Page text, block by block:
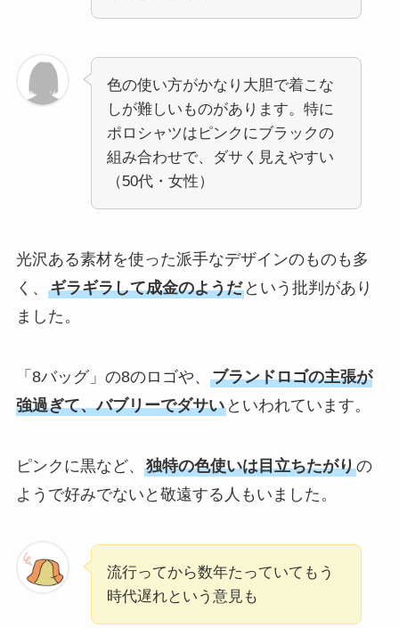
色の使い方がかなり大胆で着こな
しが難しいものがあります。特に
ポロシャツはピンクにブラックの
組み合わせで、ダサく見えやすい
（50代・女性）
光沢ある素材を使った派手なデザインのものも多
く、 ギラギラして成金のようだという批判があり
ました。
「8バッグ」の8のロゴや、 ブランドロゴの主張が
強過ぎて、バブリーでダサいといわれています。
ピンクに黒など、 独特の色使いは目立ちたがりの
ようで好みでないと敬遠する人もいました。
流行ってから数年たっていてもう
時代遅れという意見も